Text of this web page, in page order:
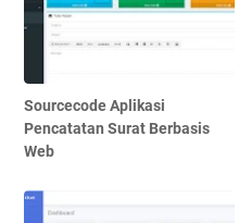
Sourcecode Aplikasi
Pencatatan Surat Berbasis
Web